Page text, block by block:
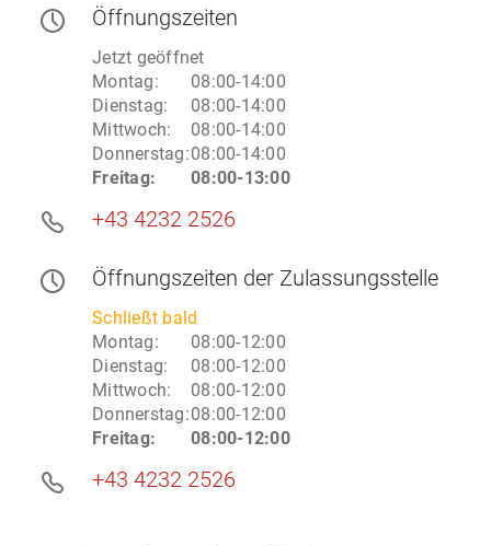
Öffnungszeiten
Jetzt geöffnet
Montag:
08:00-14:00
Dienstag:
08:00-14:00
Mittwoch:
08:00-14:00
Donnerstag:08:00-14:00
Freitag: 08:00-13:00
+43 4232 2526
Öffnungszeiten der Zulassungsstelle
Schließt bald
Montag:
08:00-12:00
Dienstag:
08:00-12:00
Mittwoch:
08:00-12:00
Donnerstag:08:00-12:00
Freitag: 08:00-12:00
+43 4232 2526